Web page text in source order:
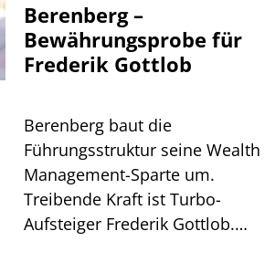
Berenberg –
Bewährungsprobe für
Frederik Gottlob
Berenberg baut die
Führungsstruktur seine Wealth
Management-Sparte um.
Treibende Kraft ist Turbo-
Aufsteiger Frederik Gottlob.